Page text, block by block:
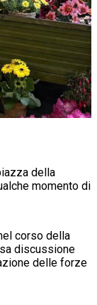
della
momento di
corso della
discussione
delle forze